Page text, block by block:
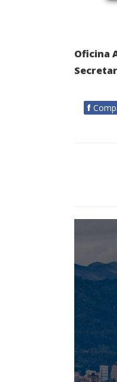
Oficina
f